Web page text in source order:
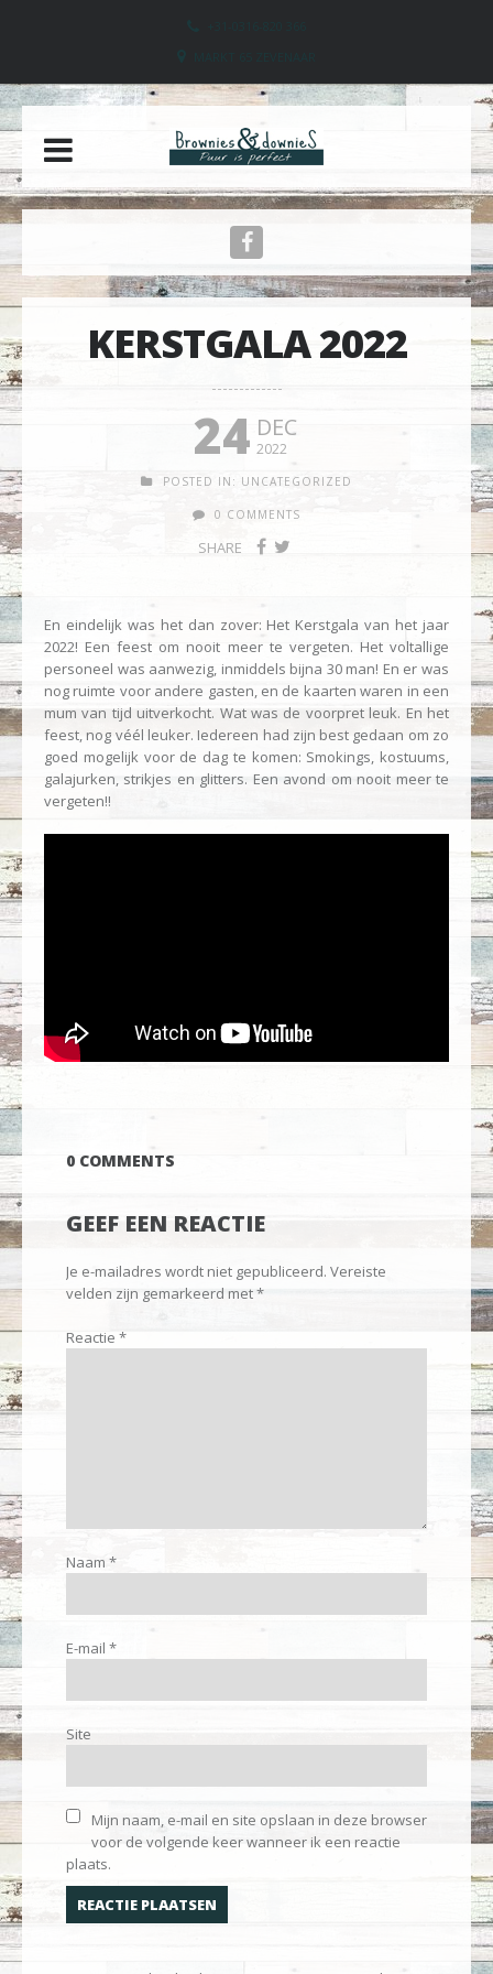
KERSTGALA 2022
24 DEC
2022
POSTED IN: UNCATEGORIZED
0 COMMENTS
SHARE
En eindelijk was het dan zover: Het Kerstgala van het jaar
2022! Een feest om nooit meer te vergeten. Het voltallige
personeel was aanwezig, inmiddels bijna 30 man! En er was
nog ruimte voor andere gasten, en de kaarten waren in een
mum van tijd uitverkocht. Wat was de voorpret leuk. En het
feest, nog véél leuker. Iedereen had zijn best gedaan om zo
goed mogelijk voor de dag te komen: Smokings, kostuums,
galajurken, strikjes en glitters. Een avond om nooit meer te
vergeten!!
0 COMMENTS
GEEF EEN REACTIE
Je e-mailadres wordt niet gepubliceerd. Vereiste
velden zijn gemarkeerd met*
Reactie *
Naam *
E-mail *
Site
Mijn naam, e-mail en site opslaan in deze browser
voor de volgende keer wanneer ik een reactie
plaats.